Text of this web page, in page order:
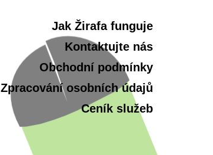
Jak Žirafa funguje
Kontaktujte nás
Obchodní podmínky
Zpracování osobních údajů
Ceník služeb